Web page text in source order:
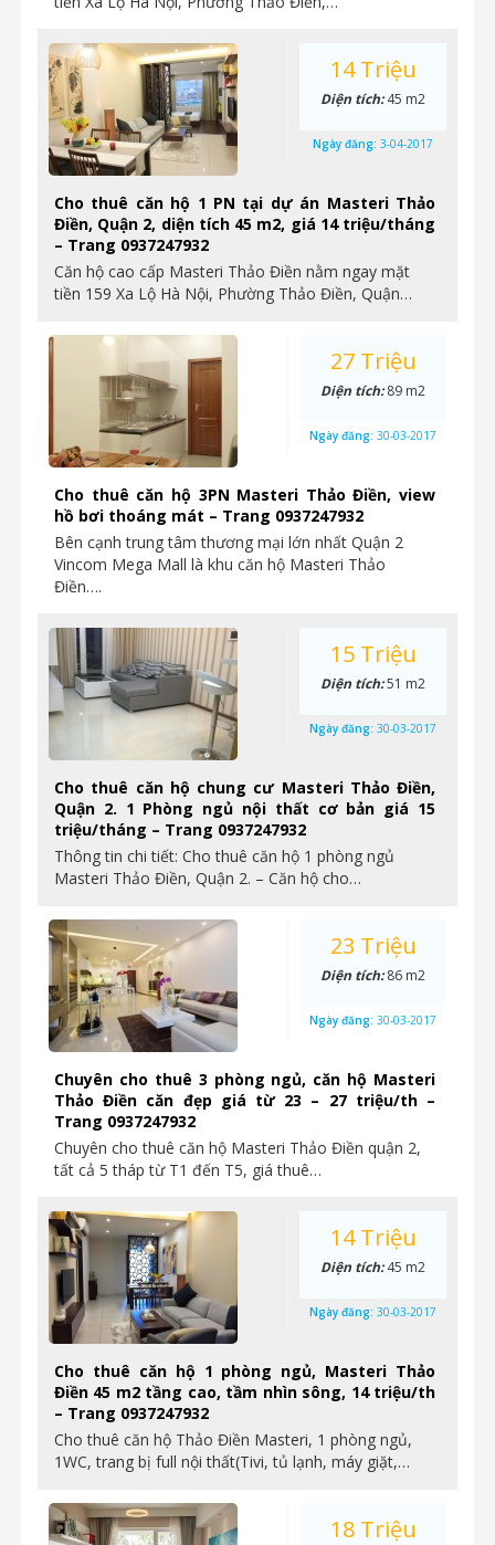
Cho thuê căn hộ 1 PN tại dự án Masteri Thảo
Điền, Quận 2, diện tích 45 m2, giá 14 triệu/tháng
– Trang 0937247932
Căn hộ cao cấp Masteri Thảo Điền nằm ngay mặt
tiền 159 Xa Lộ Hà Nội, Phường Thảo Điền, Quận…
14 Triệu
Diện tích:45 m2
Ngày đăng: 3-04-2017
Cho thuê căn hộ 3PN Masteri Thảo Điền, view
hồ bơi thoáng mát – Trang 0937247932
Bên cạnh trung tâm thương mại lớn nhất Quận 2
Vincom Mega Mall là khu căn hộ Masteri Thảo
Điền….
27 Triệu
Diện tích:89 m2
Ngày đăng: 30-03-2017
Cho thuê căn hộ chung cư Masteri Thảo Điền,
Quận 2. 1 Phòng ngủ nội thất cơ bản giá 15
triệu/tháng – Trang 0937247932
Thông tin chi tiết: Cho thuê căn hộ 1 phòng ngủ
Masteri Thảo Điền, Quận 2. – Căn hộ cho…
15 Triệu
Diện tích:51 m2
Ngày đăng: 30-03-2017
Chuyên cho thuê 3 phòng ngủ, căn hộ Masteri
Thảo Điền căn đẹp giá từ 23 – 27 triệu/th –
Trang 0937247932
Chuyên cho thuê căn hộ Masteri Thảo Điền quận 2,
tất cả 5 tháp từ T1 đến T5, giá thuê…
23 Triệu
Diện tích:86 m2
Ngày đăng: 30-03-2017
Cho thuê căn hộ 1 phòng ngủ, Masteri Thảo
Điền 45 m2 tầng cao, tầm nhìn sông, 14 triệu/th
– Trang 0937247932
Cho thuê căn hộ Thảo Điền Masteri, 1 phòng ngủ,
1WC, trang bị full nội thất(Tivi, tủ lạnh, máy giặt,…
14 Triệu
Diện tích:45 m2
Ngày đăng: 30-03-2017
18 Triệu